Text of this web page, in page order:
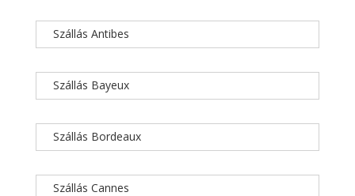
Szállás Antibes
Szállás Bayeux
Szállás Bordeaux
Szállás Cannes